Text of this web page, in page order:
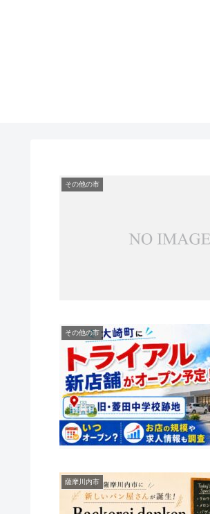
その他の市
その他の市
薩摩川内市